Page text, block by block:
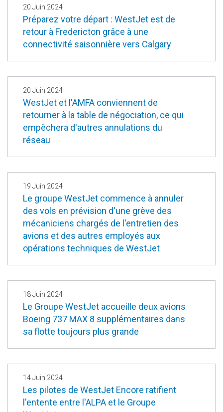
20 Juin 2024
Préparez votre départ : WestJet est de
retour à Fredericton grâce à une
connectivité saisonnière vers Calgary
20 Juin 2024
WestJet et l'AMFA conviennent de
retourner à la table de négociation, ce qui
empêchera d'autres annulations du
réseau
19 Juin 2024
Le groupe WestJet commence à annuler
des vols en prévision d'une grève des
mécaniciens chargés de l'entretien des
avions et des autres employés aux
opérations techniques de WestJet
18 Juin 2024
Le Groupe WestJet accueille deux avions
Boeing 737 MAX 8 supplémentaires dans
sa flotte toujours plus grande
14 Juin 2024
Les pilotes de WestJet Encore ratifient
l'entente entre l'ALPA et le Groupe